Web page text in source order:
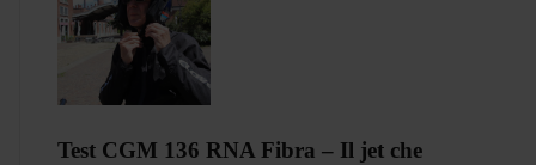
Test CGM 136 RNA Fibra – Il jet che